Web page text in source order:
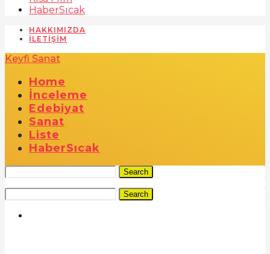
HaberSıcak
HAKKIMIZDA
İLETIŞIM
Keyfi Sanat
Home
İnceleme
Edebiyat
Sanat
Liste
HaberSıcak
Search
Search